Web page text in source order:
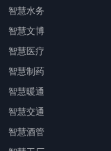
智慧水务
智慧文博
智慧医疗
智慧制药
智慧暖通
智慧交通
智慧酒管